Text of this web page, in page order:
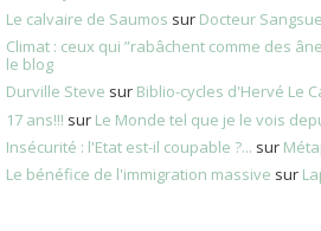
Le calvaire de Saumos sur Docteur Sangsue
Climat : ceux qui ”rabâchent comme des
le blog
Durville Steve sur Biblio-cycles d'Hervé Le
17 ans!!! sur Le Monde tel que je le vois
Insécurité : l'Etat est-il coupable ?... sur
Le bénéfice de l'immigration massive sur